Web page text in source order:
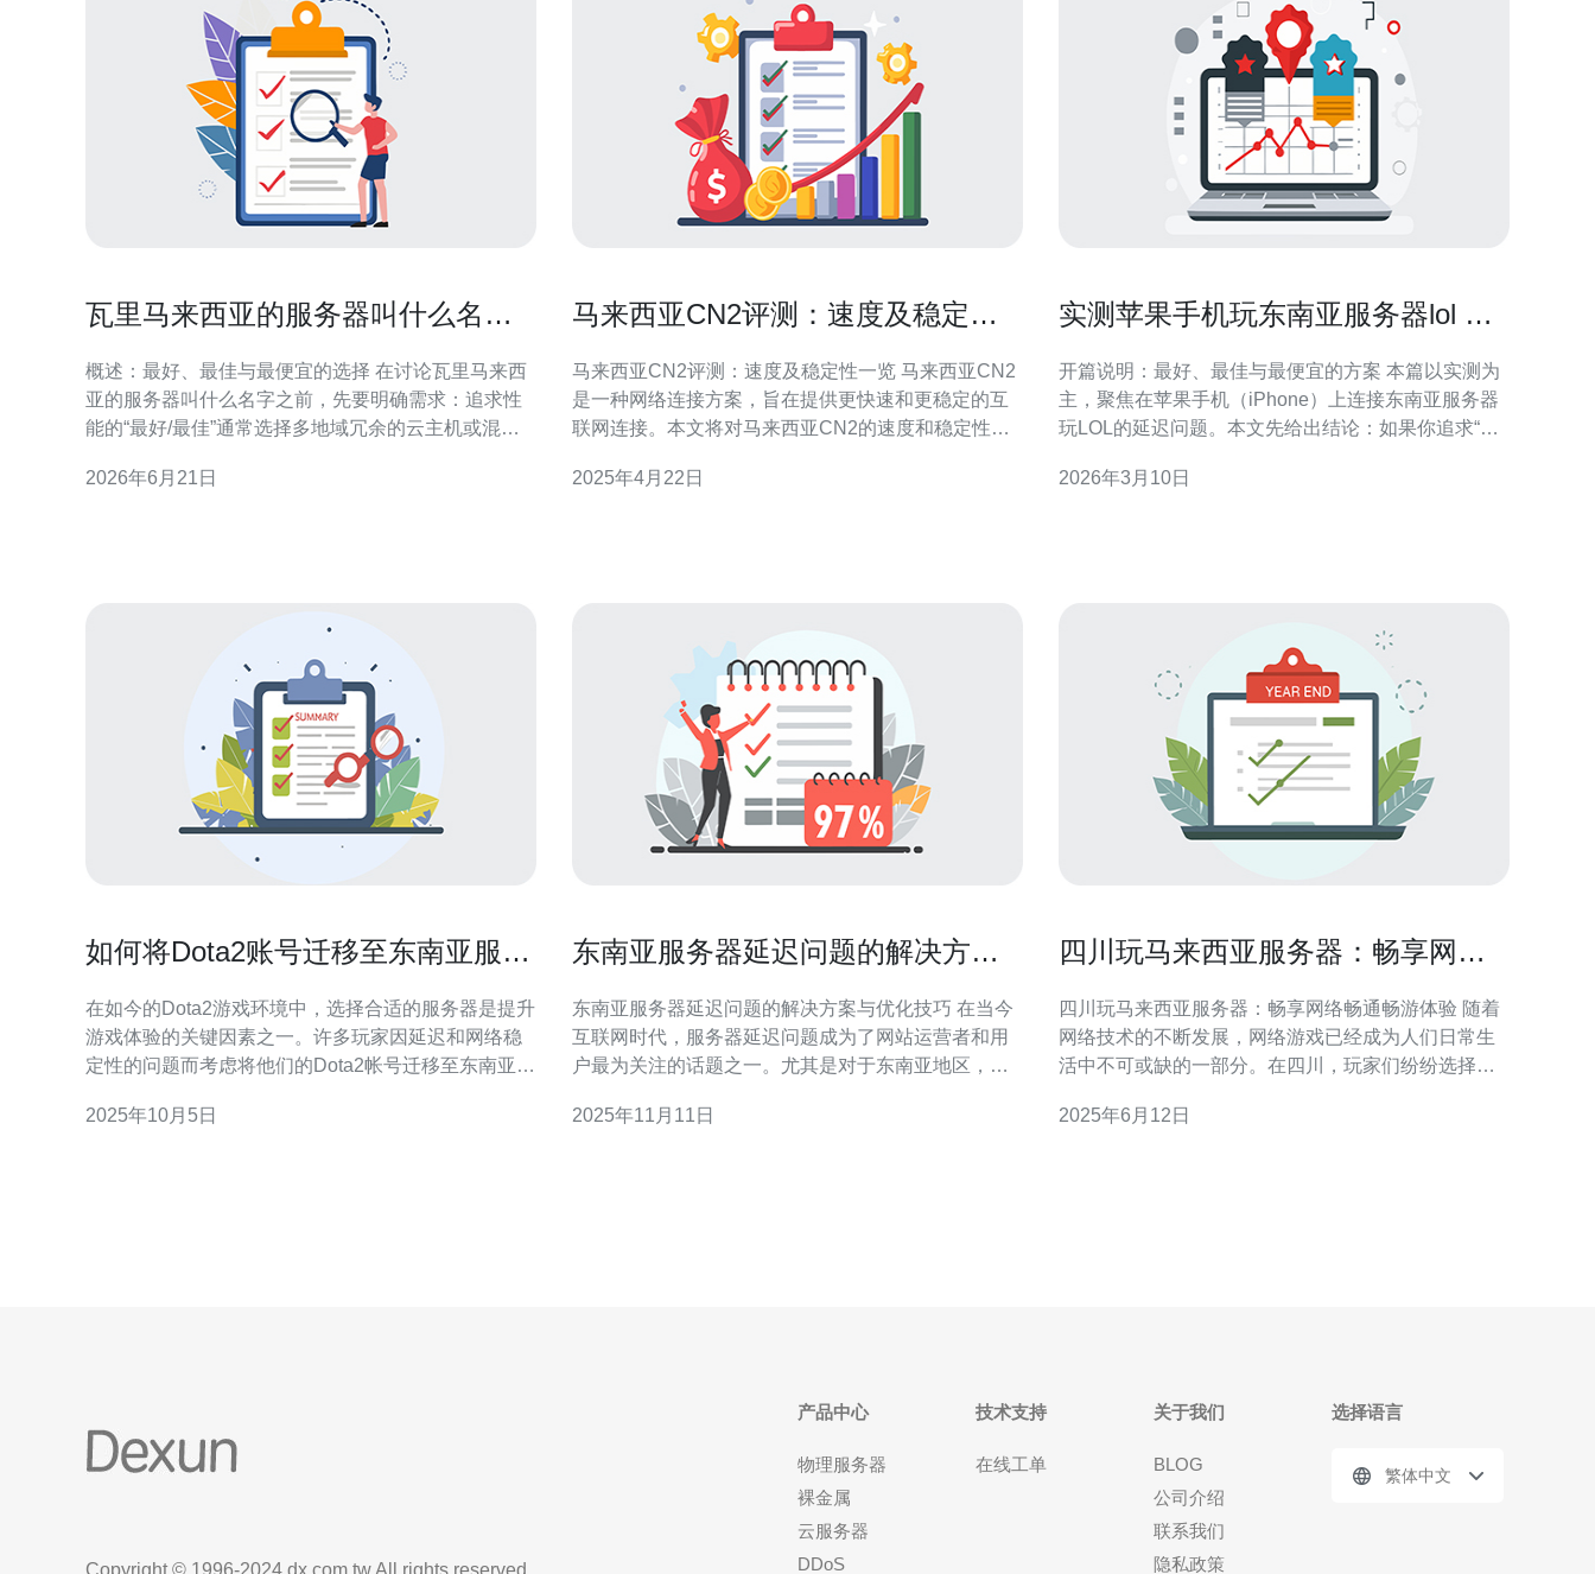
瓦里马来西亚的服务器叫什么名字
概述：最好、最佳与最便宜的选择 在讨论瓦里马来西
亚的服务器叫什么名字之前，先要明确需求：追求性
能的“最好/最佳”通常选择多地域冗余的云主机或混合
机。本文以评测角度，解释服务器名字的命名来源、
2026年6月21日
马来西亚CN2评测：速度及稳定性
马来西亚CN2评测：速度及稳定性一览 马来西亚CN2
是一种网络连接方案，旨在提供更快速和更稳定的互
联网连接。本文将对马来西亚CN2的速度和稳定性进
CN2的速度进行了评测。通过在不同时间段进行多次
2025年4月22日
实测苹果手机玩东南亚服务器lol 手
开篇说明：最好、最佳与最便宜的方案 本篇以实测为
主，聚焦在苹果手机（iPhone）上连接东南亚服务器
玩LOL的延迟问题。本文先给出结论：如果你追求“最
隆坡/雅加达）的付费加速器并采用有线以太网接入；
2026年3月10日
如何将Dota2账号迁移至东南亚服务
在如今的Dota2游戏环境中，选择合适的服务器是提升
游戏体验的关键因素之一。许多玩家因延迟和网络稳
定性的问题而考虑将他们的Dota2帐号迁移至东南亚服
在游戏的人数上也相对较多，能够让你更快地匹配到
2025年10月5日
东南亚服务器延迟问题的解决方案
东南亚服务器延迟问题的解决方案与优化技巧 在当今
互联网时代，服务器延迟问题成为了网站运营者和用
户最为关注的话题之一。尤其是对于东南亚地区，由
出。本文将深入探讨这一问题，并为您提供三个实用
2025年11月11日
四川玩马来西亚服务器：畅享网络
四川玩马来西亚服务器：畅享网络畅通畅游体验 随着
网络技术的不断发展，网络游戏已经成为人们日常生
活中不可或缺的一部分。在四川，玩家们纷纷选择马
验。 与国内服务器相比，马来西亚服务器在网络速度
2025年6月12日
Copyright © 1996-2024 dx.com.tw All rights reserved.
产品中心
物理服务器
裸金属
云服务器
DDoS
技术支持
在线工单
关于我们
BLOG
公司介绍
联系我们
隐私政策
选择语言
繁体中文